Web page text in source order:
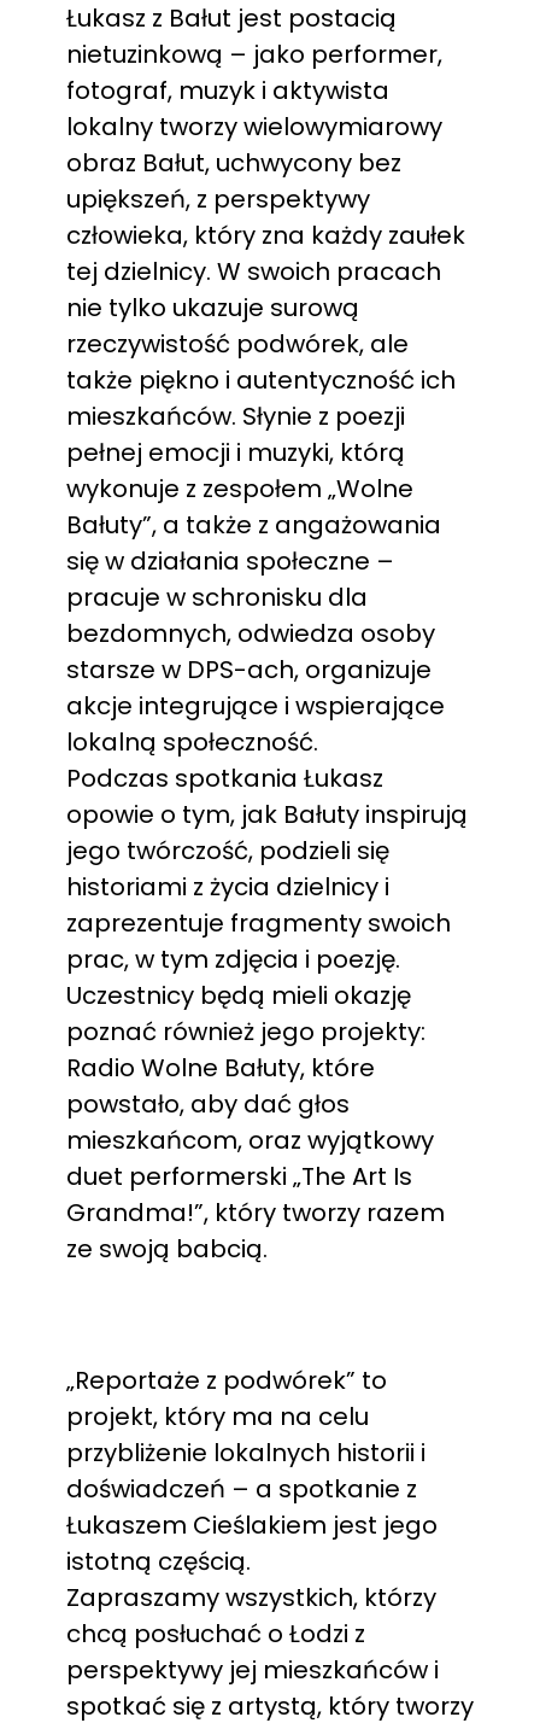
Łukasz z Bałut jest postacią
nietuzinkową – jako performer,
fotograf, muzyk i aktywista
lokalny tworzy wielowymiarowy
obraz Bałut, uchwycony bez
upiększeń, z perspektywy
człowieka, który zna każdy zaułek
tej dzielnicy. W swoich pracach
nie tylko ukazuje surową
rzeczywistość podwórek, ale
także piękno i autentyczność ich
mieszkańców. Słynie z poezji
pełnej emocji i muzyki, którą
wykonuje z zespołem „Wolne
Bałuty”, a także z angażowania
się w działania społeczne –
pracuje w schronisku dla
bezdomnych, odwiedza osoby
starsze w DPS-ach, organizuje
akcje integrujące i wspierające
lokalną społeczność.
Podczas spotkania Łukasz
opowie o tym, jak Bałuty inspirują
jego twórczość, podzieli się
historiami z życia dzielnicy i
zaprezentuje fragmenty swoich
prac, w tym zdjęcia i poezję.
Uczestnicy będą mieli okazję
poznać również jego projekty:
Radio Wolne Bałuty, które
powstało, aby dać głos
mieszkańcom, oraz wyjątkowy
duet performerski „The Art Is
Grandma!”, który tworzy razem
ze swoją babcią.
„Reportaże z podwórek” to
projekt, który ma na celu
przybliżenie lokalnych historii i
doświadczeń – a spotkanie z
Łukaszem Cieślakiem jest jego
istotną częścią.
Zapraszamy wszystkich, którzy
chcą posłuchać o Łodzi z
perspektywy jej mieszkańców i
spotkać się z artystą, który tworzy